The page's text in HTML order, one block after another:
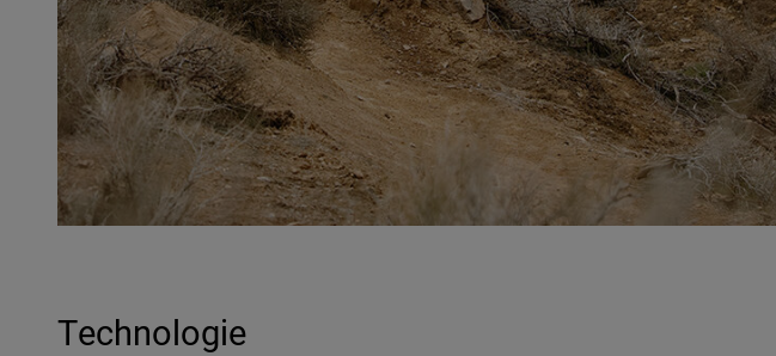
Technologie